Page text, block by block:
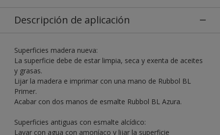
Descripción de aplicación
Superficies madera nueva:
La superficie debe de estar limpia, seca y exenta de aceites
y grasas.
Lijar la madera e imprimar con una mano de Rubbol BL
Primer.
Acabar con dos manos de esmalte Rubbol BL Azura.
Superficies antiguas con esmalte alcídico:
Lavar con agua con amoníaco y lijar la superficie